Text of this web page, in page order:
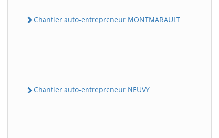
Chantier auto-entrepreneur MONTMARAULT
Chantier auto-entrepreneur NEUVY